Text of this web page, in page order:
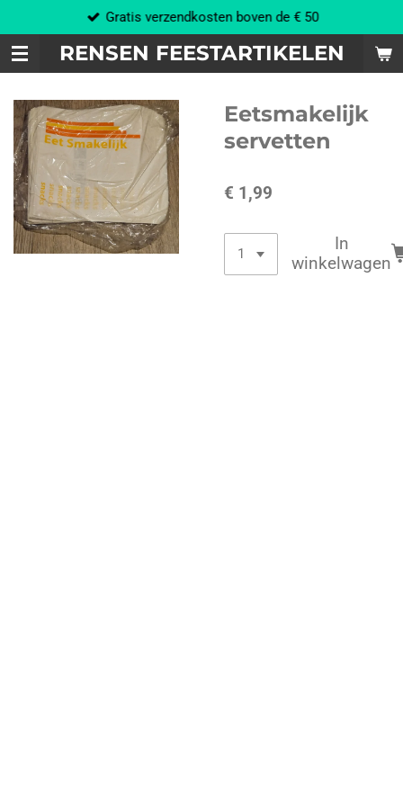
direct
naar
de
hoofdinhoud
RENSEN FEESTARTIKELEN
Gratis verzendkosten boven de € 50
Eetsmakelijk
servetten
€ 1,99
In
winkelwagen